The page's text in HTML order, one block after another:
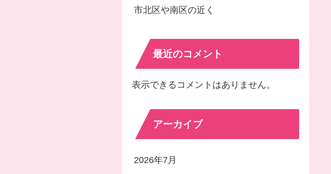
市北区や南区の近く
最近のコメント
表示できるコメントはありません。
アーカイブ
2026年7月